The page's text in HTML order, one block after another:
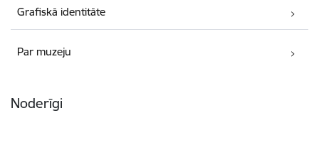
Grafiskā identitāte
Par muzeju
Noderīgi